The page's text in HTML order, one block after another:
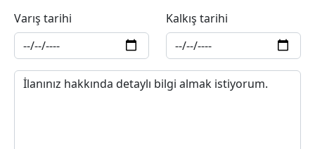
Varış tarihi Kalkış tarihi